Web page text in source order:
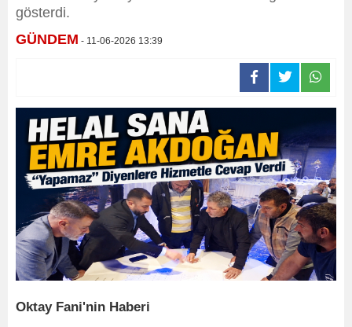
gösterdi.
GÜNDEM - 11-06-2026 13:39
Oktay Fani'nin Haberi